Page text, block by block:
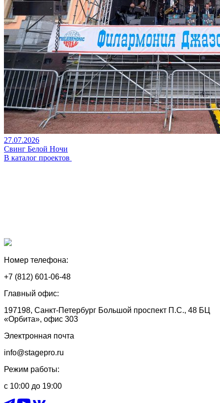
27.07.2026
Свинг Белой Ночи
В каталог проектов
Номер телефона:
+7 (812) 601-06-48
Главный офис:
197198, Санкт-Петербург Большой проспект П.С., 48 БЦ
«Орбита», офис 303
Электронная почта
info@stagepro.ru
Режим работы:
с 10:00 до 19:00